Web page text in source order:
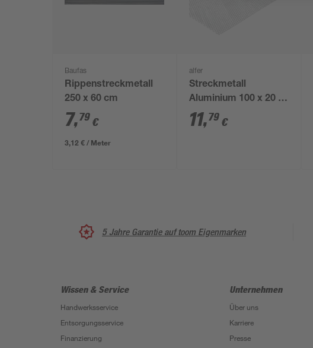
Baufas
Rippenstreckmetall
250 x 60 cm
7,79 €
3,12 € / Meter
alfer
Streckmetall
Aluminium 100 x 20 x
0,08 cm
11,79 €
5 Jahre Garantie auf toom Eigenmarken
Wissen & Service
Handwerksservice
Entsorgungsservice
Finanzierung
Unternehmen
Über uns
Karriere
Presse